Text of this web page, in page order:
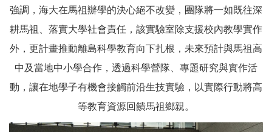
強調，海大在馬祖辦學的決心絕不改變，團隊將一如既往深
耕馬祖、落實大學社會責任，該實驗室除支援校內教學實作
外，更計畫推動離島科學教育向下扎根，未來預計與馬祖高
中及當地中小學合作，透過科學營隊、專題研究與實作活
動，讓在地學子有機會接觸前沿生技實驗，以實際行動將高
等教育資源回饋馬祖鄉親。